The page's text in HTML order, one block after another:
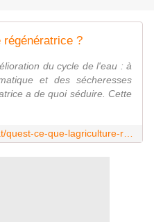
?
du cycle de l'eau : à
et des sécheresses
a de quoi séduire. Cette